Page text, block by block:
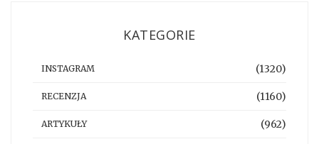
KATEGORIE
INSTAGRAM (1320)
RECENZJA (1160)
ARTYKUŁY (962)